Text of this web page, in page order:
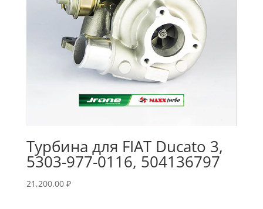
Турбина для FIAT Ducato 3,
5303-977-0116, 504136797
21,200.00 ₽